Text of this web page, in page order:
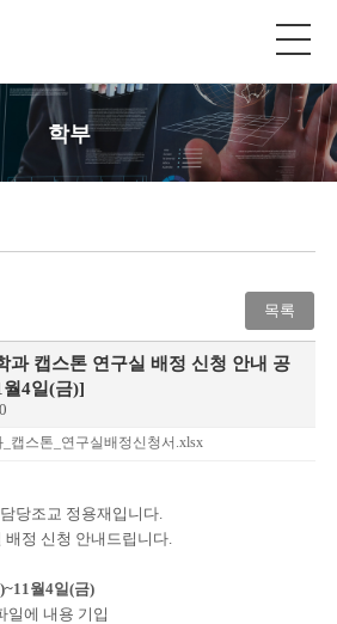
학부
목록
과 캡스톤 연구실 배정 신청 안내 공
4일(금)]
캡스톤_연구실배정신청서.xlsx
당조교 정용재입니다.
배정 신청 안내드립니다.
)~11월 4일(금)
일에 내용 기입